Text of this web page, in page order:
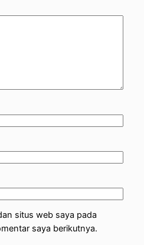
situs web saya pada
saya berikutnya.